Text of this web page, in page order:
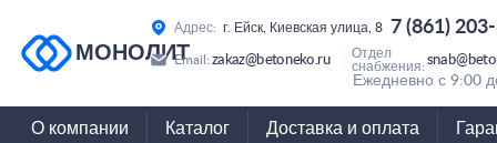
МОНОЛИТ
Адрес: г. Ейск, Киевская улица, 8 7 (861)
Email: zakaz@betoneko.ru
Отдел
снабжения:
Ежедневно с 9:00
О компании Каталог Доставка и оплата